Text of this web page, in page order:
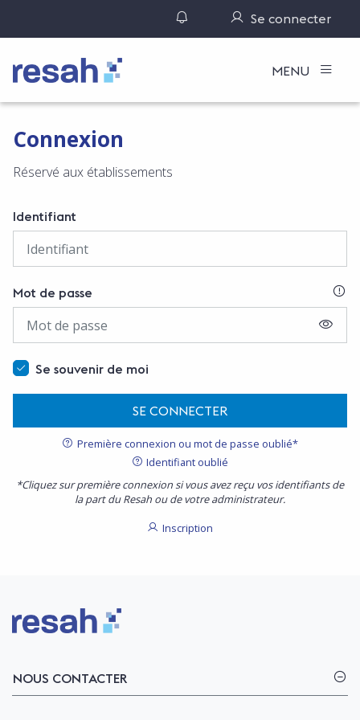
Gérer ses notifications
Se connecter
Logo Resah MENU
Connexion
Réservé aux établissements
Identifiant
Mot de passe
Se souvenir de moi
SE CONNECTER
Première connexion ou mot de passe oublié*
Identifiant oublié
*Cliquez sur première connexion si vous avez reçu vos identifiants de
la part du Resah ou de votre administrateur.
Inscription
Logo Resah
NOUS CONTACTER